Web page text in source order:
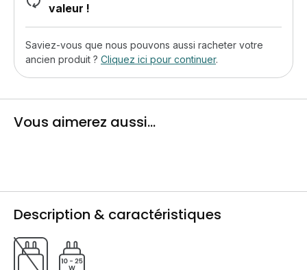
valeur !
Saviez-vous que nous pouvons aussi racheter votre
ancien produit ? Cliquez ici pour continuer.
Vous aimerez aussi...
Description & caractéristiques